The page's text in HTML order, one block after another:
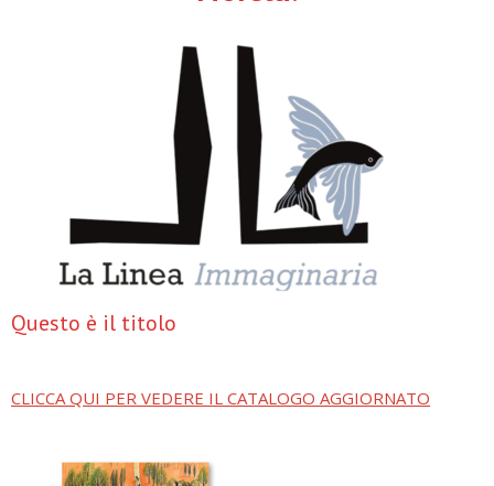
Questo è il titolo
CLICCA QUI PER VEDERE IL CATALOGO AGGIORNATO